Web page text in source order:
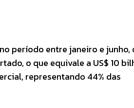
período entre janeiro e junho,
o que equivale a US$ 10
representando 44% das